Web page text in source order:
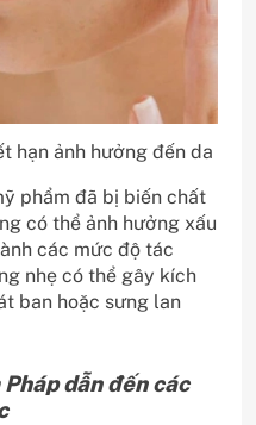
hạn ảnh hưởng đến da
phẩm đã bị biến chất
có thể ảnh hưởng xấu
các mức độ tác
nhẹ có thể gây kích
ban hoặc sưng lan
dẫn đến các